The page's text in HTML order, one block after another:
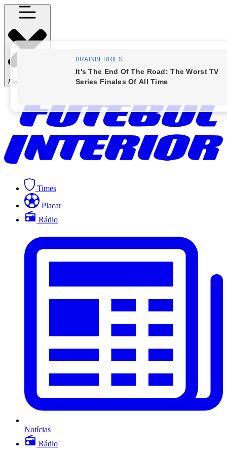
Fechar Menu
Times
Placar
Rádio
Notícias
Rádio